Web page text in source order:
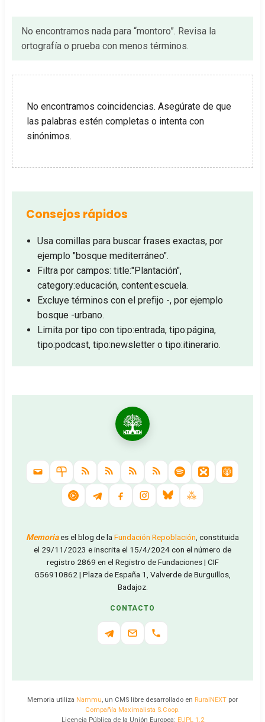
No encontramos nada para “montoro”. Revisa la
ortografía o prueba con menos términos.
No encontramos coincidencias. Asegúrate de que
las palabras estén completas o intenta con
sinónimos.
Consejos rápidos
Usa comillas para buscar frases exactas, por
ejemplo "bosque mediterráneo".
Filtra por campos: title:"Plantación",
category:educación, content:escuela.
Excluye términos con el prefijo -, por ejemplo
bosque -urbano.
Limita por tipo con tipo:entrada, tipo:página,
tipo:podcast, tipo:newsletter o tipo:itinerario.
Memoriaes el blog de laFundación Repoblación, constituida
el 29/11/2023 e inscrita el 15/4/2024 con el número de
registro 2869 en el Registro de Fundaciones | CIF
G56910862 | Plaza de España 1, Valverde de Burguillos,
Badajoz.
CONTACTO
Memoria utiliza Nammu, un CMS libre desarrollado en RuralNEXT por
Compañía Maximalista S.Coop.
Licencia Pública de la Unión Europea: EUPL 1.2